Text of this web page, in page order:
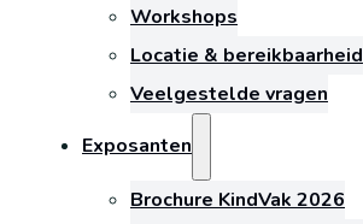
Workshops
Locatie & bereikbaarheid
Veelgestelde vragen
Exposanten
Brochure KindVak 2026